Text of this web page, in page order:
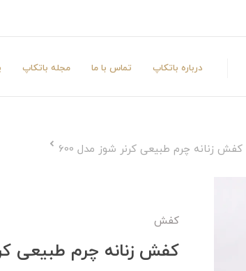
درباره باتکاپ تماس با ما مجله باتکاپ
کفش زنانه چرم طبیعی کرنر شوز مدل 600
کفش
کفش زنانه چرم طبیعی